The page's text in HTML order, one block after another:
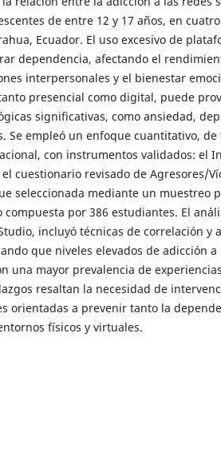
de entre 12 y 17 años, en
Ecuador. El uso excesivo de
dependencia, afectando el
interpersonales y el bienestar
presencial como digital, puede
significativas, como ansiedad,
Se empleó un enfoque cuantitativo,
con instrumentos validados: el
cuestionario revisado de Agresores/
seleccionada mediante un muestreo
compuesta por 386 estudiantes. El
incluyó técnicas de correlación y
que niveles elevados de adicción a
una mayor prevalencia de
resaltan la necesidad de
orientadas a prevenir tanto la
físicos y virtuales.